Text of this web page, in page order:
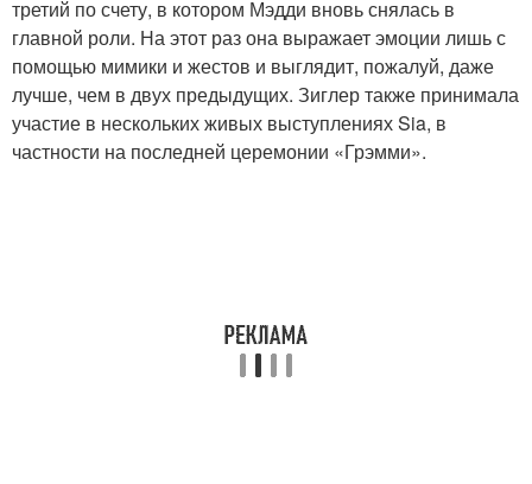
третий по счету, в котором Мэдди вновь снялась в
главной роли. На этот раз она выражает эмоции лишь с
помощью мимики и жестов и выглядит, пожалуй, даже
лучше, чем в двух предыдущих. Зиглер также принимала
участие в нескольких живых выступлениях Sia, в
частности на последней церемонии «Грэмми».